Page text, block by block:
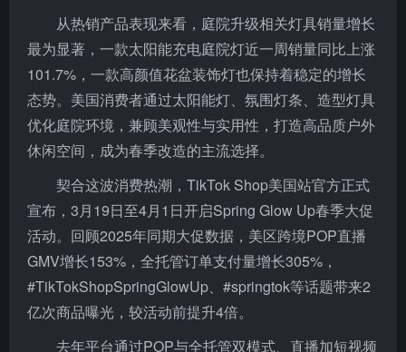
从热销产品表现来看，庭院升级相关灯具销量增长
最为显著，一款太阳能充电庭院灯近一周销量同比上涨
101.7%，一款高颜值花盆装饰灯也保持着稳定的增长
态势。美国消费者通过太阳能灯、氛围灯条、造型灯具
优化庭院环境，兼顾美观性与实用性，打造高品质户外
休闲空间，成为春季改造的主流选择。
契合这波消费热潮，TikTok Shop美国站官方正式
宣布，3月19日至4月1日开启Spring Glow Up春季大促
活动。回顾2025年同期大促数据，美区跨境POP直播
GMV增长153%，全托管订单支付量增长305%，
#TikTokShopSpringGlowUp、#springtok等话题带来2
亿次商品曝光，较活动前提升4倍。
去年平台通过POP与全托管双模式、直播加短视频